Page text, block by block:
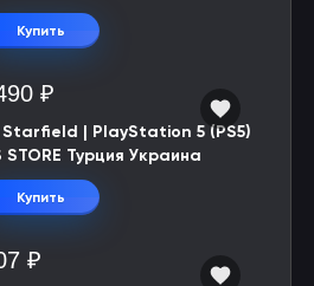
Купить
₽
Starfield | PlayStation 5 (PS5)
STORE Турция Украина
Купить
₽